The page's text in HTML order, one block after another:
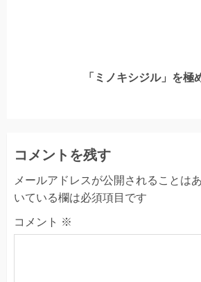
「ミノキシジル」を極
コメントを残す
メールアドレスが公開されることはあ
いている欄は必須項目です
コメント ※